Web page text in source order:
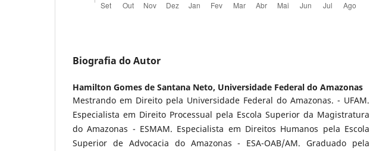
Biografia do Autor
Hamilton Gomes de Santana Neto, Universidade Federal do Amazonas
Mestrando em Direito pela Universidade Federal do Amazonas. - UFAM.
Especialista em Direito Processual pela Escola Superior da Magistratura
do Amazonas - ESMAM. Especialista em Direitos Humanos pela Escola
Superior de Advocacia do Amazonas - ESA-OAB/AM. Graduado pela